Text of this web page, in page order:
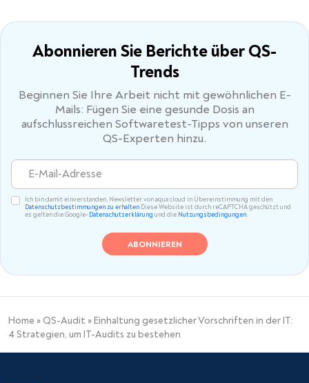
Abonnieren Sie Berichte über QS-
Trends
Beginnen Sie Ihre Arbeit nicht mit gewöhnlichen E-
Mails: Fügen Sie eine gesunde Dosis an
aufschlussreichen Softwaretest-Tipps von unseren
QS-Experten hinzu.
Ich bin damit einverstanden, Newsletter von aqua cloud in Übereinstimmung mit den
Datenschutzbestimmungen zu erhalten Diese Website ist durch reCAPTCHA geschützt und
es gelten die Google- Datenschutzerklärung und die Nutzungsbedingungen.
Home » QS-Audit » Einhaltung gesetzlicher Vorschriften in der IT:
4 Strategien, um IT-Audits zu bestehen